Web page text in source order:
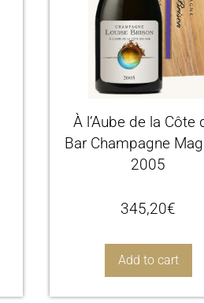
À l’Aube de la Côte
Bar Champagne
2005
345,20€
Add to cart